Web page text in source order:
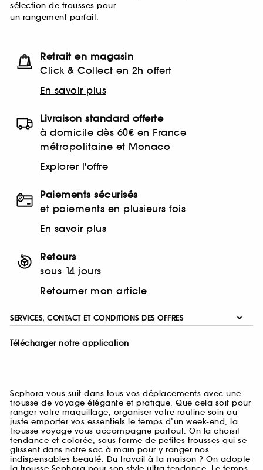
sélection de trousses pour
un rangement parfait.
Retrait en magasin
Click & Collect en 2h offert
En savoir plus
Livraison standard offerte
à domicile dès 60€ en France
métropolitaine et Monaco
Explorer l'offre
Paiements sécurisés
et paiements en plusieurs fois
En savoir plus
Retours
sous 14 jours
Retourner mon article
SERVICES, CONTACT ET CONDITIONS DES OFFRES
Télécharger notre application
Sephora vous suit dans tous vos déplacements avec une
trousse de voyage élégante et pratique. Que cela soit pour
ranger votre maquillage, organiser votre routine soin ou
juste emporter vos essentiels le temps d’un week-end, la
trousse voyage vous accompagne partout. On la choisit
tendance et colorée, sous forme de petites trousses qui se
glissent dans notre sac à main pour y ranger nos
indispensables beauté. Du travail à la maison ? On adopte